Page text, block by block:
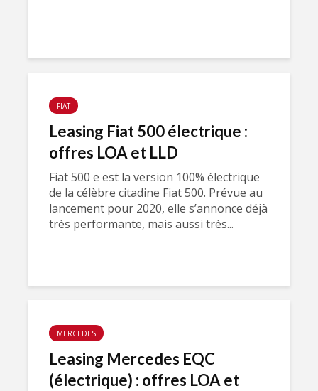
FIAT
Leasing Fiat 500 électrique :
offres LOA et LLD
Fiat 500 e est la version 100% électrique
de la célèbre citadine Fiat 500. Prévue au
lancement pour 2020, elle s’annonce déjà
très performante, mais aussi très...
MERCEDES
Leasing Mercedes EQC
(électrique) : offres LOA et